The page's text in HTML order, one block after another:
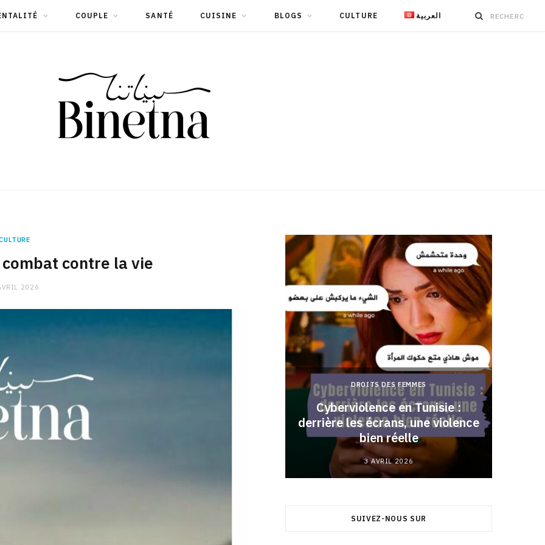
COUPLE SANTÉ CUISINE BLOGS CULTURE العربية
combat contre la vie
2026
DROITS DES FEMMES
Cyberviolence en Tunisie :
derrière les écrans, une violence
bien réelle
3 AVRIL 2026
SUIVEZ-NOUS SUR